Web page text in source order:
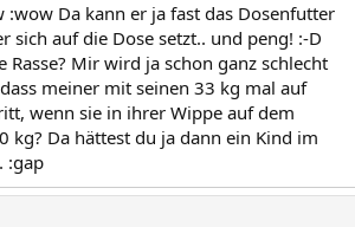
:wow Da kann er ja fast das Dosenfutter
sich auf die Dose setzt.. und peng! :-D
Rasse? Mir wird ja schon ganz schlecht
meiner mit seinen 33 kg mal auf
wenn sie in ihrer Wippe auf dem
kg? Da hättest du ja dann ein Kind im
:gap